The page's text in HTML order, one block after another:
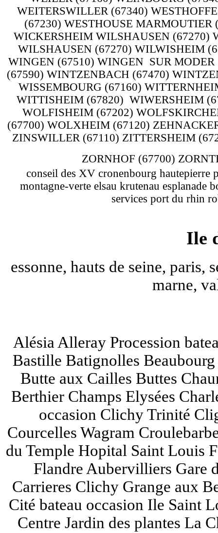
conseil des XV cronenbourg hautepierre
montagne-verte elsau krutenau esplanade
services port du rhin
Ile
essonne, hauts de seine, paris,
marne,
Alésia Alleray Procession
Bastille Batignolles
Butte aux Cailles Buttes
Berthier Champs Elysées
occasion Clichy Trinité
Courcelles Wagram
du Temple Hopital Saint Louis
Flandre Aubervilliers Gare
Carrieres Clichy Grange aux
Cité bateau occasion Ile Saint
Centre Jardin des plantes La